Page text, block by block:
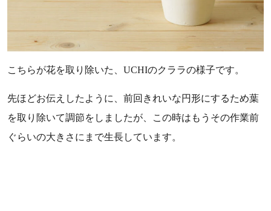
こちらが花を取り除いた、UCHIのクララの様子です。
先ほどお伝えしたように、前回きれいな円形にするため葉
を取り除いて調節をしましたが、この時はもうその作業前
ぐらいの大きさにまで生長しています。